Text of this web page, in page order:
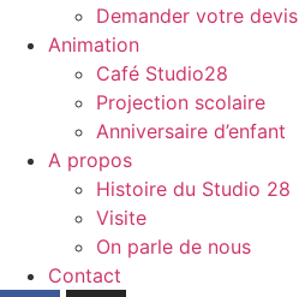
Demander votre devis
Animation
Café Studio28
Projection scolaire
Anniversaire d’enfant
A propos
Histoire du Studio 28
Visite
On parle de nous
Contact